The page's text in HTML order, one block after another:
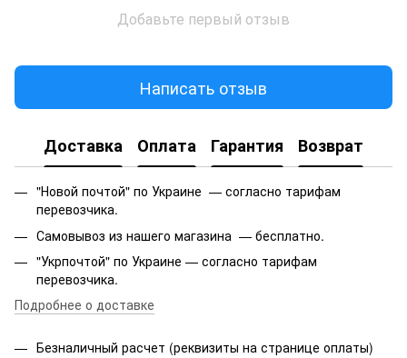
Добавьте первый отзыв
Написать отзыв
Доставка Оплата Гарантия Возврат
"Новой почтой" по Украине — согласно тарифам
перевозчика.
Самовывоз из нашего магазина — бесплатно.
"Укрпочтой" по Украине — согласно тарифам
перевозчика.
Подробнее о доставке
Безналичный расчет (реквизиты на странице оплаты)